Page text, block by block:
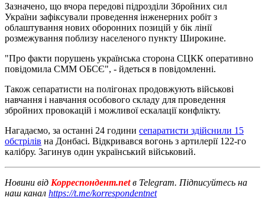
Зазначено, що вчора передові підрозділи Збройних сил
України зафіксували проведення інженерних робіт з
облаштування нових оборонних позицій у бік лінії
розмежування поблизу населеного пункту Широкине.
"Про факти порушень українська сторона СЦКК оперативно
повідомила СММ ОБСЄ", - йдеться в повідомленні.
Також сепаратисти на полігонах продовжують військові
навчання і навчання особового складу для проведення
збройних провокацій і можливої ​​ескалації конфлікту.
Нагадаємо, за останні 24 години сепаратисти здійснили 15
обстрілів на Донбасі. Відкривався вогонь з артилерії 122-го
калібру. Загинув один український військовий.
Новини від Корреспондент.netв Telegram. Підписуйтесь на
наш канал https://t.me/korrespondentnet